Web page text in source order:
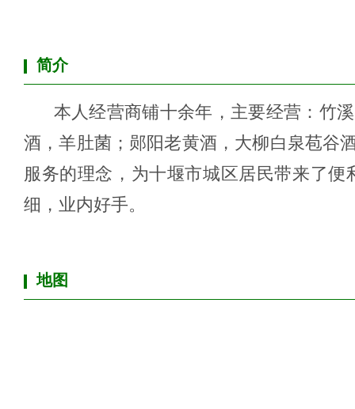
简介
本人经营商铺十余年 ， 主要经营：竹
酒，羊肚菌； 郧阳老黄酒，大柳白泉苞谷
服务的理念，为十堰市城区居民带来了
细，业内好手。
地图